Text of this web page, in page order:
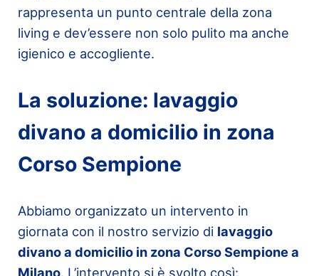
rappresenta un punto centrale della zona
living e dev’essere non solo pulito ma anche
igienico e accogliente.
La soluzione: lavaggio
divano a domicilio in zona
Corso Sempione
Abbiamo organizzato un intervento in
giornata con il nostro servizio di lavaggio
divano a domicilio in zona Corso Sempione a
Milano. L’intervento si è svolto così: